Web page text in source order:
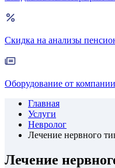
Скидка на анализы
Оборудование от
Главная
Услуги
Невролог
Лечение нервного
Лечение